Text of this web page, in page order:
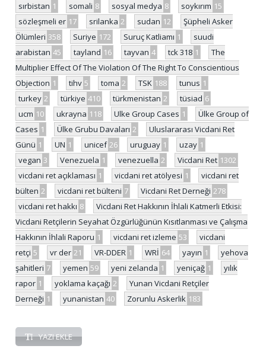
sırbistan 1 somali 8 sosyal medya 8 soykırım 15
sözleşmeli er 17 srilanka 2 sudan 12
Şüpheli Asker
Ölümleri 358 Suriye 172 Suruç Katliamı 1
suudi
arabistan 45 tayland 16 tayvan 4 tck 318 1
The
Multiplier Effect Of The Violation Of The Right To Conscientious
Objection 1 tihv 5 toma 2 TSK 188 tunus 1
turkey 2 türkiye 410 türkmenistan 2 tüsiad 6
ucm 10 ukrayna 118 Ulke Group Cases 1
Ülke Group of
Cases 1 Ülke Grubu Davaları 2
Uluslararası Vicdani Ret
Günü 1 UN 1 unicef 26 uruguay 1 uzay 1
vegan 3 Venezuela 1 venezuella 2 Vicdani Ret 1302
vicdani ret açıklaması 1 vicdani ret atölyesi 1
vicdani ret
bülten 2 vicdani ret bülteni 7 Vicdani Ret Derneği 278
vicdani ret hakkı 8
Vicdani Ret Hakkının İhlali Katmerli Etkisi:
Vicdani Retçilerin Seyahat Özgürlüğünün Kısıtlanması ve Çalışma
Hakkının İhlali Raporu 1 vicdani ret izleme 53
vicdani
retçi 5 vr der 21 VR-DDER 1 WRİ 64 yayın 1
yehova
şahitleri 7 yemen 59 yeni zelanda 1 yeniçağ 1
yılık
rapor 1 yoklama kaçağı 2
Yunan Vicdani Retçiler
Derneği 1 yunanistan 40 Zorunlu Askerlik 183
YAZI EKLE